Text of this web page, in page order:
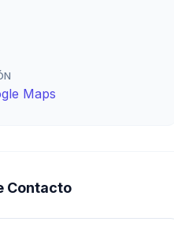
Maps
Contacto